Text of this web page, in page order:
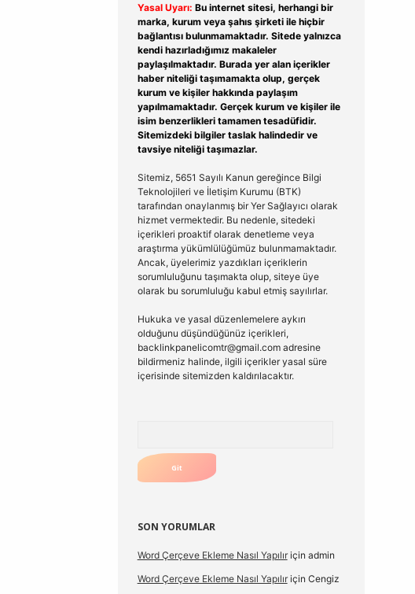
Yasal Uyarı: Bu internet sitesi, herhangi bir
marka, kurum veya şahıs şirketi ile hiçbir
bağlantısı bulunmamaktadır. Sitede yalnızca
kendi hazırladığımız makaleler
paylaşılmaktadır. Burada yer alan içerikler
haber niteliği taşımamakta olup, gerçek
kurum ve kişiler hakkında paylaşım
yapılmamaktadır. Gerçek kurum ve kişiler ile
isim benzerlikleri tamamen tesadüfidir.
Sitemizdeki bilgiler taslak halindedir ve
tavsiye niteliği taşımazlar.
Sitemiz, 5651 Sayılı Kanun gereğince Bilgi
Teknolojileri ve İletişim Kurumu (BTK)
tarafından onaylanmış bir Yer Sağlayıcı olarak
hizmet vermektedir. Bu nedenle, sitedeki
içerikleri proaktif olarak denetleme veya
araştırma yükümlülüğümüz bulunmamaktadır.
Ancak, üyelerimiz yazdıkları içeriklerin
sorumluluğunu taşımakta olup, siteye üye
olarak bu sorumluluğu kabul etmiş sayılırlar.
Hukuka ve yasal düzenlemelere aykırı
olduğunu düşündüğünüz içerikleri,
backlinkpanelicomtr@gmail.comadresine
bildirmeniz halinde, ilgili içerikler yasal süre
içerisinde sitemizden kaldırılacaktır.
SON YORUMLAR
Word Çerçeve Ekleme Nasıl Yapılıriçin admin
Word Çerçeve Ekleme Nasıl Yapılıriçin Cengiz